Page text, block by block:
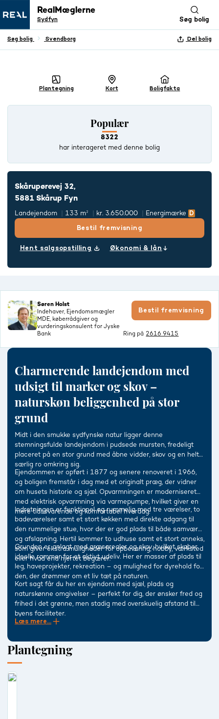
RealMæglerne
Sydfyn Søg bolig
Søg bolig Svendborg Del bolig
+ 30 BILLEDER
Boligfakta
Plantegning Kort
Populær
8322
har interageret med denne bolig
Skårupørevej 32,
5881 Skårup Fyn
Landejendom 133 m² kr. 3.650.000 Energimærke
Bestil fremvisning
Hent salgsopstilling Økonomi & lån
Søren Holst
Indehaver, Ejendomsmægler
MDE, køberrådgiver og
vurderingskonsulent for Jyske
Bank
Bestil fremvisning
Ring på 2616 9415
Charmerende landejendom med
udsigt til marker og skov –
naturskøn beliggenhed på stor
grund
Midt i den smukke sydfynske natur ligger denne
stemningsfulde landejendom i pudsede mursten, fredeligt
placeret på en stor grund med åbne vidder, skov og en helt
særlig ro omkring sig.
Ejendommen er opført i 1877 og senere renoveret i 1966,
og boligen fremstår i dag med et originalt præg, der vidner
om husets historie og sjæl. Opvarmningen er moderniseret
med elektrisk opvarmning via varmepumpe, hvilket giver en
mere tidssvarende og komfortabel hverdag.
Indretningen er funktionel og rummelig med tre værelser, to
badeværelser samt et stort køkken med direkte adgang til
den rummelige stue, hvor der er god plads til både samvær
og afslapning. Hertil kommer to udhuse samt et stort anneks,
som giver ekstra muligheder for opbevaring, hobby, værksted
eller hvad end hjertet begærer.
Grunden er anlagt med græsarealer og skov, hvilket skaber
ideelle rammer for et aktivt udeliv. Her er masser af plads til
leg, haveprojekter, rekreation – og mulighed for dyrehold for
den, der drømmer om et liv tæt på naturen.
Kort sagt får du her en ejendom med sjæl, plads og
naturskønne omgivelser – perfekt for dig, der ønsker fred og
frihed i det grønne, men stadig med overskuelig afstand til
byens faciliteter.
Læs mere...
Plantegning